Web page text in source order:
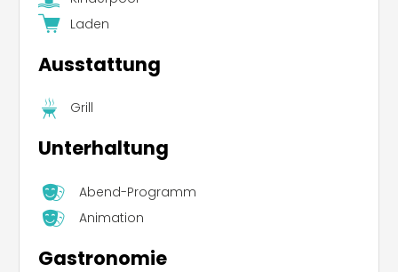
Laden
Ausstattung
Grill
Unterhaltung
Abend-Programm
Animation
Gastronomie